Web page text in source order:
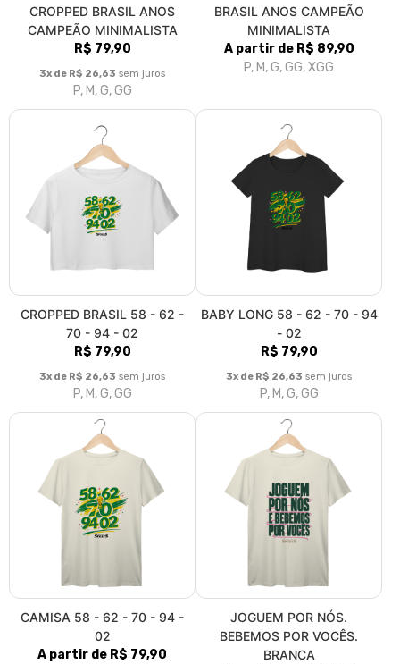
CROPPED BRASIL ANOS
CAMPEÃO MINIMALISTA
R$ 79,90
3x de R$ 26,63 sem juros
P, M, G, GG
BRASIL ANOS CAMPEÃO
MINIMALISTA
A partir de R$ 89,90
P, M, G, GG, XGG
CROPPED BRASIL 58 - 62 -
70 - 94 - 02
R$ 79,90
3x de R$ 26,63 sem juros
P, M, G, GG
BABY LONG 58 - 62 - 70 - 94
- 02
R$ 79,90
3x de R$ 26,63 sem juros
P, M, G, GG
CAMISA 58 - 62 - 70 - 94 -
02
A partir de R$ 79,90
JOGUEM POR NÓS.
BEBEMOS POR VOCÊS.
BRANCA